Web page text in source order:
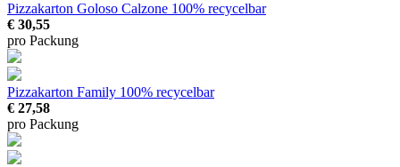
Pizzakarton Goloso Calzone 100% recycelbar
€ 30,55
pro Packung
Pizzakarton Family 100% recycelbar
€ 27,58
pro Packung